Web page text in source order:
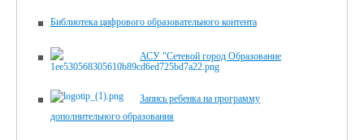
Библиотека цифрового образова­тельного контента
АСУ "Сетевой город Образование
Запись ребенка на программу
дополнительного образования